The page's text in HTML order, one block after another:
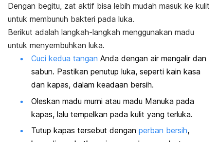
Dengan begitu, zat aktif bisa lebih mudah masuk ke kulit
untuk membunuh bakteri pada luka.
Berikut adalah langkah-langkah menggunakan madu
untuk menyembuhkan luka.
Cuci kedua tangan Anda dengan air mengalir dan
sabun. Pastikan penutup luka, seperti kain kasa
dan kapas, dalam keadaan bersih.
Oleskan madu murni atau madu Manuka pada
kapas, lalu tempelkan pada kulit yang terluka.
Tutup kapas tersebut dengan perban bersih,